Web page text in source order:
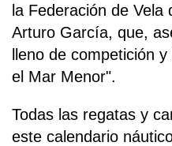
la Federación de Vela
Arturo García, que,
lleno de competición
el Mar Menor".
Todas las regatas y
este calendario